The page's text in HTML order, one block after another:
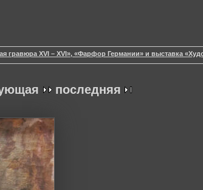
гравюра XVI – XVI», «Фарфор Германии» и выставка
последняя